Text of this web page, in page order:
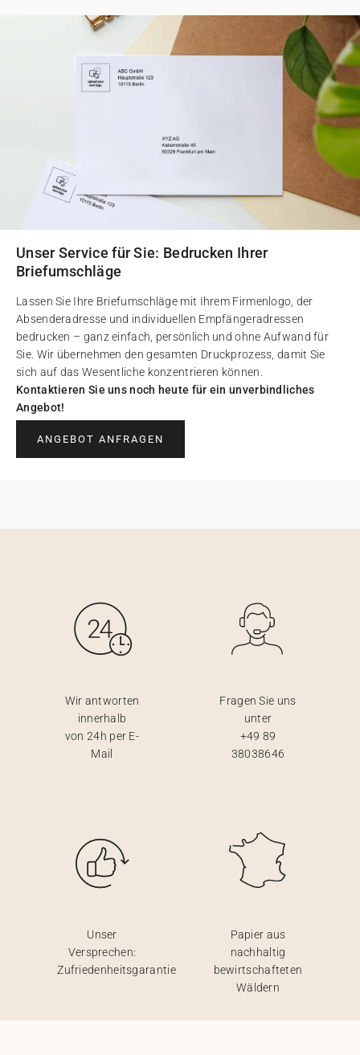
Unser Service für Sie: Bedrucken Ihrer
Briefumschläge
Lassen Sie Ihre Briefumschläge mit Ihrem Firmenlogo, der
Absenderadresse und individuellen Empfängeradressen
bedrucken – ganz einfach, persönlich und ohne Aufwand für
Sie. Wir übernehmen den gesamten Druckprozess, damit Sie
sich auf das Wesentliche konzentrieren können.
Kontaktieren Sie uns noch heute für ein unverbindliches
Angebot!
ANGEBOT ANFRAGEN
Wir antworten
innerhalb
von 24h per E-
Mail
Fragen Sie uns
unter
+49 89
38038646
Unser
Versprechen:
Zufriedenheitsgarantie
Papier aus
nachhaltig
bewirtschafteten
Wäldern